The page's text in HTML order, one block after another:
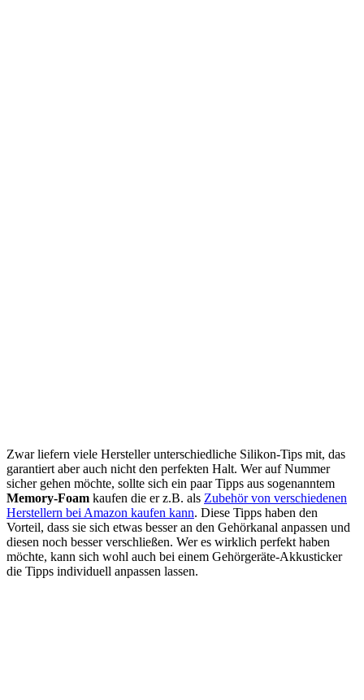
Zwar liefern viele Hersteller unterschiedliche Silikon-Tips mit, das
garantiert aber auch nicht den perfekten Halt. Wer auf Nummer
sicher gehen möchte, sollte sich ein paar Tipps aus sogenanntem
Memory-Foam kaufen die er z.B. als Zubehör von verschiedenen
Herstellern bei Amazon kaufen kann. Diese Tipps haben den
Vorteil, dass sie sich etwas besser an den Gehörkanal anpassen und
diesen noch besser verschließen. Wer es wirklich perfekt haben
möchte, kann sich wohl auch bei einem Gehörgeräte-Akkusticker
die Tipps individuell anpassen lassen.